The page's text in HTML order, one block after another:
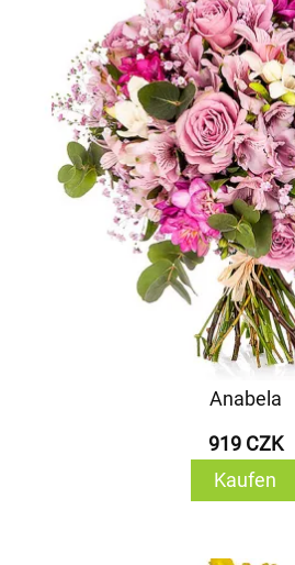
Anabela
919 CZK
Kaufen